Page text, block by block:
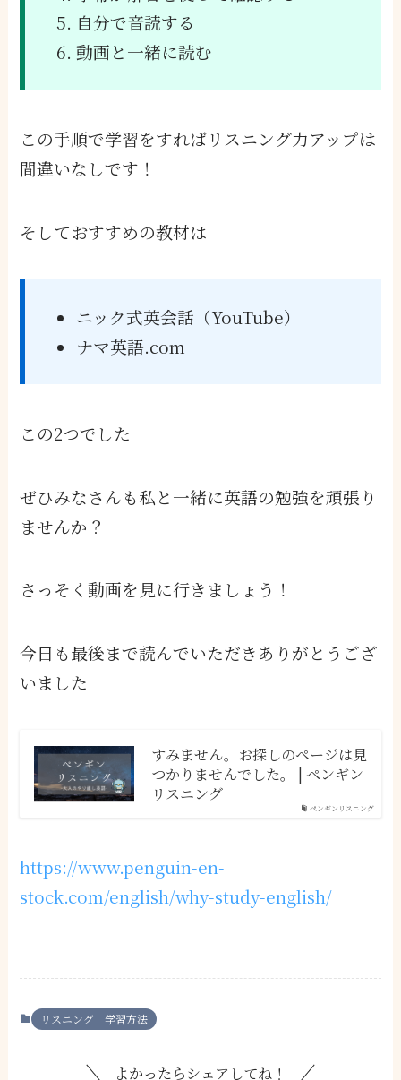
自分で音読する
動画と一緒に読む
この手順で学習をすればリスニング力アップは
間違いなしです！
そしておすすめの教材は
ニック式英会話（YouTube）
ナマ英語.com
この2つでした
ぜひみなさんも私と一緒に英語の勉強を頑張り
ませんか？
さっそく動画を見に行きましょう！
今日も最後まで読んでいただきありがとうござ
いました
ペンギンリスニング
すみません。お探しのページは見
つかりませんでした。 | ペンギン
リスニング
https://www.penguin-en-
stock.com/english/why-study-english/
リスニング 学習方法
よかったらシェアしてね！